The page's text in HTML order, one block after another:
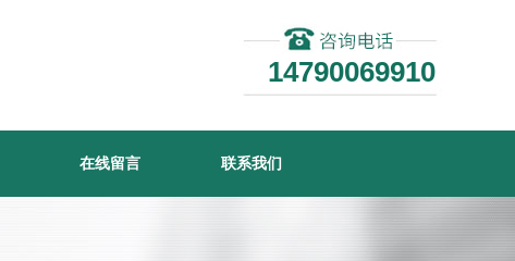
14790069910
在线留言 联系我们